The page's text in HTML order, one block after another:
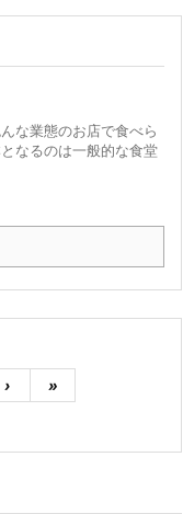
な業態のお店で食べら
なるのは一般的な食堂
› »